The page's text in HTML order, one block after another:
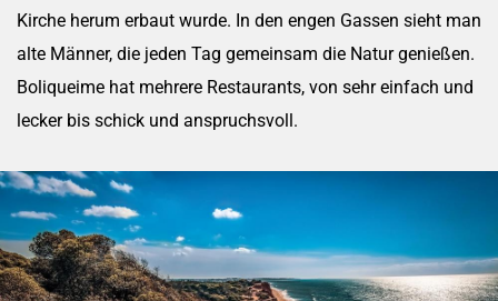
Kirche herum erbaut wurde. In den engen Gassen sieht man
alte Männer, die jeden Tag gemeinsam die Natur genießen.
Boliqueime hat mehrere Restaurants, von sehr einfach und
lecker bis schick und anspruchsvoll.